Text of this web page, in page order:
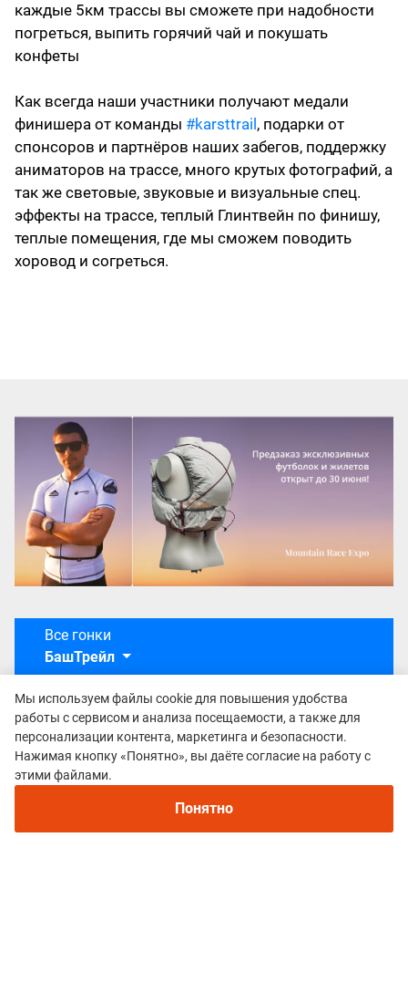
каждые 5км трассы вы сможете при надобности
погреться, выпить горячий чай и покушать
конфеты
Как всегда наши участники получают медали
финишера от команды #karsttrail , подарки от
спонсоров и партнёров наших забегов, поддержку
аниматоров на трассе, много крутых фотографий, а
так же световые, звуковые и визуальные спец.
эффекты на трассе, теплый Глинтвейн по финишу,
теплые помещения, где мы сможем поводить
хоровод и согреться.
Все гонки
БашТрейл
Рекомендуем
Непромокаемые кроссовки для бега зимой и
трейлраннинга 2026. Для города и
Мы используем файлы cookie для повышения удобства
работы с сервисом и анализа посещаемости, а также для
персонализации контента, маркетинга и безопасности.
Нажимая кнопку «Понятно», вы даёте согласие на работу с
этими файлами.
Понятно